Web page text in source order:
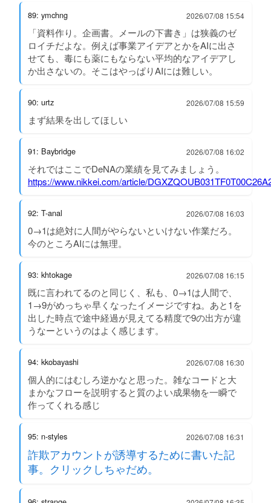
89: ymchng 2026/07/08 15:54
「資料作り。企画書。メールの下書き」は狭義のゼ
ロイチだよな。例えば事業アイデアとかをAIに出さ
せても、毒にも薬にもならない平均的なアイデアし
か出さないの。そこはやっぱりAIには難しい。
90: urtz 2026/07/08 15:59
まず結果を出してほしい
91: Baybridge 2026/07/08 16:02
それではここでDeNAの業績を見てみましょう。
https://www.nikkei.com/article/
92: T-anal 2026/07/08 16:03
0→1は絶対に人間がやらないといけない作業だろ。
今のところAIには無理。
93: khtokage 2026/07/08 16:15
既に言われてるのと同じく、私も、0→1は人間で、
1→9がめっちゃ早くなったイメージですね。あと1を
出した時点で途中経過が見えてる精度で9の出方が違
うなーというのはよく感じます。
94: kkobayashi 2026/07/08 16:30
個人的にはむしろ逆かなと思った。雑なコードと大
まかなフローを説明すると質のよい成果物を一瞬で
作ってくれる感じ
95: n-styles 2026/07/08 16:31
詐欺アカウントが誘導するために書いた記
事。クリックしちゃだめ。